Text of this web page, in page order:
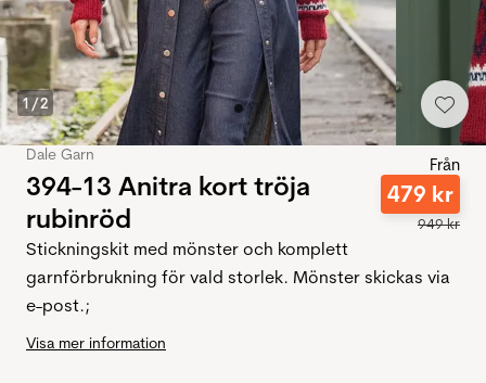
1 /2
Dale Garn
394-13 Anitra kort tröja
rubinröd
Från
479 kr
949kr
Stickningskit med mönster och komplett
garnförbrukning för vald storlek. Mönster skickas via
e-post.;
Visa mer information